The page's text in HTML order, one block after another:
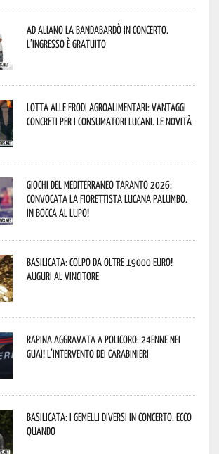
Ad Aliano la Bandabardò in concerto.
L’ingresso è gratuito
Lotta alle frodi agroalimentari: vantaggi
concreti per i consumatori lucani. Le novità
Giochi del Mediterraneo Taranto 2026:
convocata la fiorettista lucana Palumbo.
In bocca al lupo!
Basilicata: colpo da oltre 19000 Euro!
Auguri al vincitore
Rapina aggravata a Policoro: 24enne nei
guai! L’intervento dei Carabinieri
Basilicata: i Gemelli DiVersi in concerto. Ecco
quando